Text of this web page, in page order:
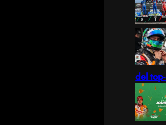
del